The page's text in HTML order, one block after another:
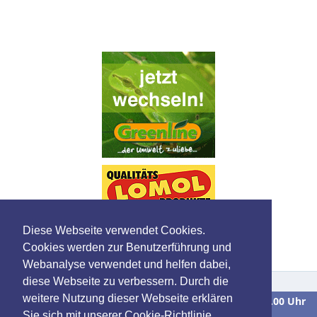
Diese Webseite verwendet Cookies.
Cookies werden zur Benutzerführung und
Webanalyse verwendet und helfen dabei,
diese Webseite zu verbessern. Durch die
weitere Nutzung dieser Webseite erklären
Wir sindMontag bis Freitagin der Zeit von9.00 bis 16.00 Uhr